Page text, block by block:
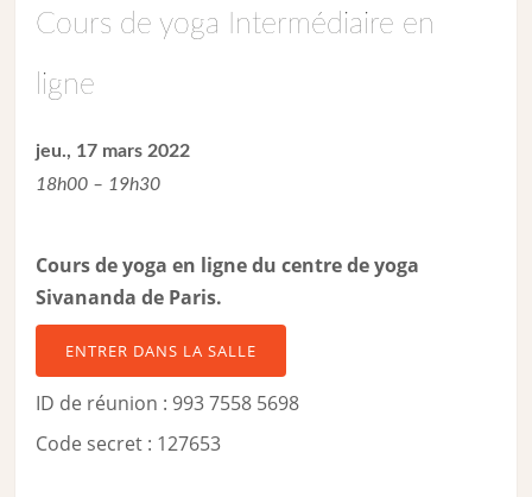
Cours de yoga Intermédiaire en
ligne
jeu., 17 mars 2022
18h00 – 19h30
Cours de yoga en ligne du centre de yoga
Sivananda de Paris.
ENTRER DANS LA SALLE
ID de réunion : 993 7558 5698
Code secret : 127653